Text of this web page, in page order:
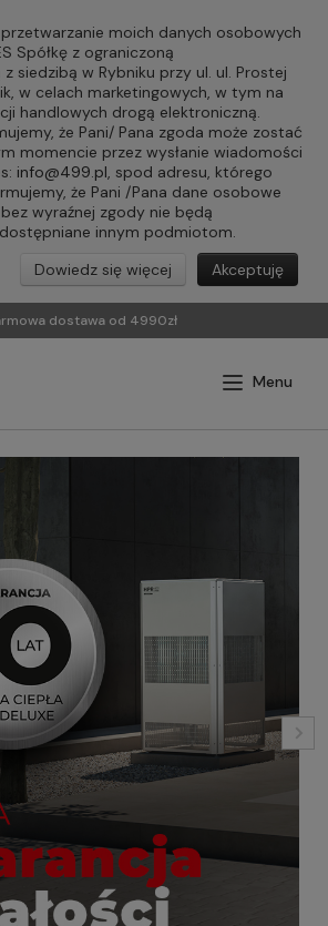
moich danych osobowych
Spółkę z ograniczoną
siedzibą w Rybniku przy ul. ul. Prostej
w celach marketingowych, w tym na
handlowych drogą elektroniczną.
że Pani/ Pana zgoda może zostać
momencie przez wysłanie wiadomości
info@499.pl, spod adresu, którego
że Pani /Pana dane osobowe
wyraźnej zgody nie będą
innym podmiotom.
Akceptuję
Dowiedz się więcej
dostawa od 4990zł